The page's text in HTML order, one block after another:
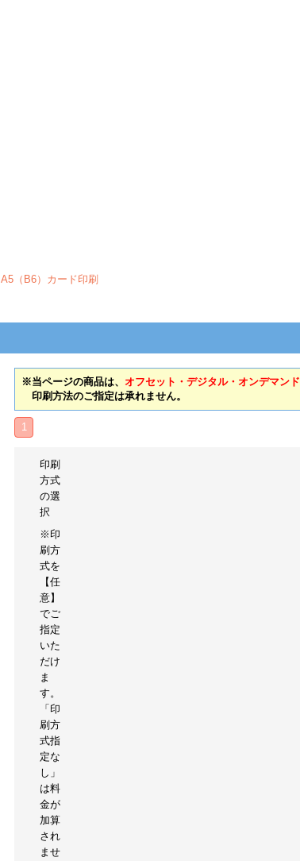
A5（B6）カード印刷
※当ページの商品は、 オフセット・デジタル・オンデマンド
印刷方法のご指定は承れません。
1
印刷
方式
の選
択
※印
刷方
式を
【任
意】
でご
指定
いた
だけ
ま
す。
「印
刷方
式指
定な
し」
は料
金が
加算
され
ませ